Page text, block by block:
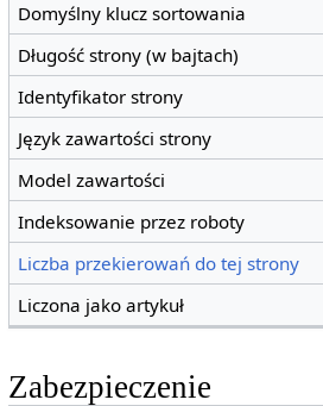
Domyślny klucz sortowania
Długość strony (w bajtach)
Identyfikator strony
Język zawartości strony
Model zawartości
Indeksowanie przez roboty
Liczba przekierowań do tej strony
Liczona jako artykuł
Zabezpieczenie